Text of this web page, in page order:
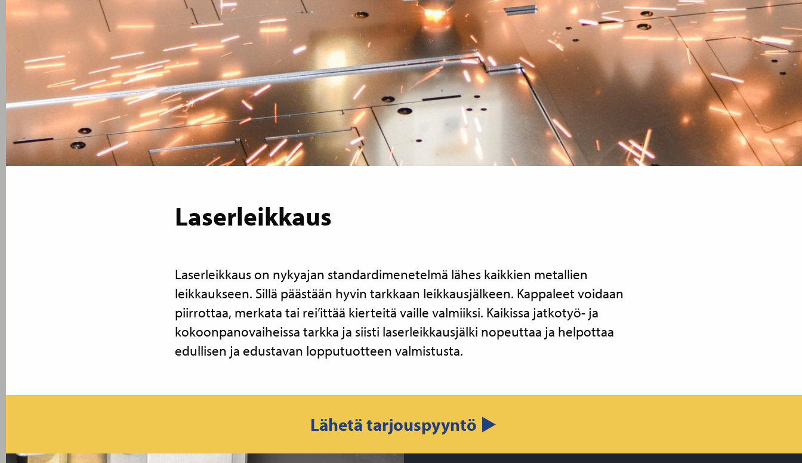
Laserleikkaus
Laserleikkaus on nykyajan standardimenetelmä lähes kaikkien metallien
leikkaukseen. Sillä päästään hyvin tarkkaan leikkausjälkeen. Kappaleet voidaan
piirrottaa, merkata tai rei’ittää kierteitä vaille valmiiksi. Kaikissa jatkotyö- ja
kokoonpanovaiheissa tarkka ja siisti laserleikkausjälki nopeuttaa ja helpottaa
edullisen ja edustavan lopputuotteen valmistusta.
Lähetä tarjouspyyntö ▶